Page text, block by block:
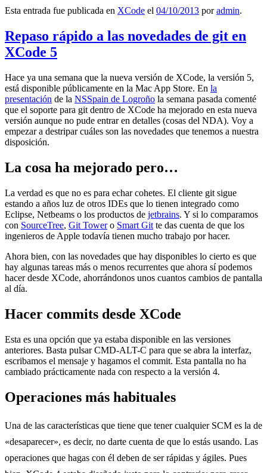
Esta entrada fue publicada en XCode el 04/10/2013 poradmin.
Repaso rápido a las novedades de git en
XCode 5
Hace ya una semana que la nueva versión de XCode, la versión 5,
está disponible públicamente en la Mac App Store. En la
presentación de la NSSpain de Logroño la semana pasada comenté
que el soporte para git dentro de XCode ha mejorado en esta nueva
versión aunque no pude entrar en detalles (cosas del NDA). Voy a
empezar a destripar cuáles son las novedades que tenemos a nuestra
disposición.
La cosa ha mejorado pero…
La verdad es que no es para echar cohetes. El cliente git sigue
estando a años luz de otros IDEs que lo tienen integrado como
Eclipse, Netbeams o los productos de jetbrains. Y si lo comparamos
con SourceTree, Git Towero Smart Git te das cuenta de que los
ingenieros de Apple todavía tienen mucho trabajo por hacer.
Ahora bien, con las novedades que hay disponibles lo cierto es que
hay algunas tareas más o menos recurrentes que ahora sí podemos
hacer desde XCode, ahorrándonos unos cuantos cambios de pantalla
al día.
Hacer commits desde XCode
Esta es una opción que ya estaba disponible en las versiones
anteriores. Basta pulsar CMD-ALT-C para que se abra la interfaz,
escribamos el mensaje y hagamos el commit. Esta pantalla no ha
cambiado prácticamente nada con respecto a la versión 4.
Operaciones más habituales
Una de las características que tiene que tener cualquier SCM es la de
«desaparecer», es decir, no darte cuenta de que lo estás usando. Las
operaciones que hagas con él deben de ser rápidas y ágiles. Pues